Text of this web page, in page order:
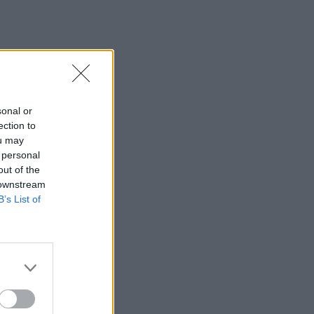
or
to
may
of the
List of
τραυματίστηκε σε τροχαίο
13:54